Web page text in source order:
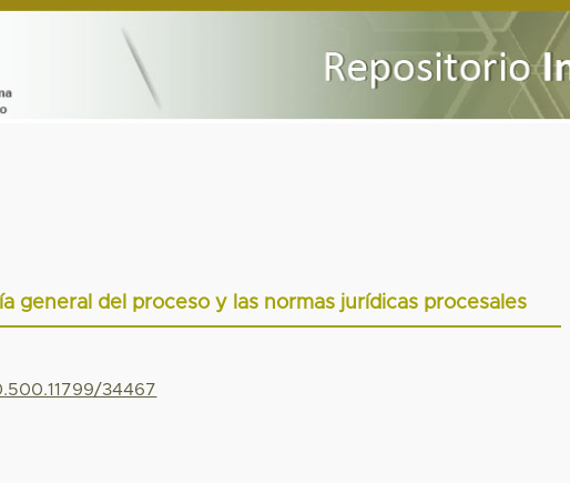
general del proceso y las normas jurídicas procesales
34467